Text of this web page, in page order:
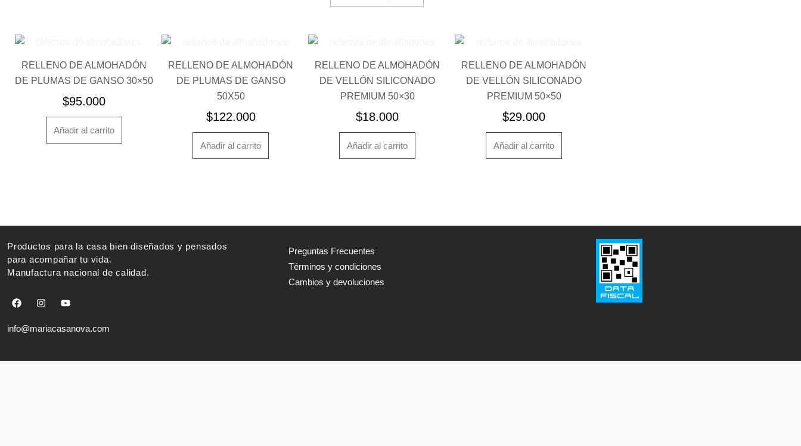
producto
RELLENO DE ALMOHADÓN
DE PLUMAS DE GANSO 30×50
$95.000
Añadir al carrito
RELLENO DE ALMOHADÓN
DE PLUMAS DE GANSO
50X50
$122.000
Añadir al carrito
RELLENO DE ALMOHADÓN
DE VELLÓN SILICONADO
PREMIUM 50×30
$18.000
Añadir al carrito
RELLENO DE ALMOHADÓN
DE VELLÓN SILICONADO
PREMIUM 50×50
$29.000
Añadir al carrito
Productos para la casa bien diseñados y pensados
para acompañar tu vida.
Manufactura nacional de calidad.
F
a
e
b
k
I
n
t
a
a
Y
o
t
u
info@mariacasanova.com
Preguntas Frecuentes
Términos y condiciones
Cambios y devoluciones